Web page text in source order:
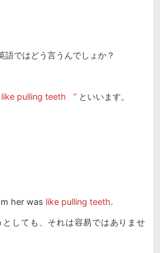
語ではどう言うんでしょか？
like pulling teeth ” といいます。
her was like pulling teeth.
しても、それは容易ではありませ